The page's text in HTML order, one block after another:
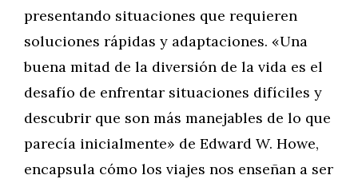
presentando situaciones que requieren
soluciones rápidas y adaptaciones. «Una
buena mitad de la diversión de la vida es el
desafío de enfrentar situaciones difíciles y
descubrir que son más manejables de lo que
parecía inicialmente» de Edward W. Howe,
encapsula cómo los viajes nos enseñan a ser